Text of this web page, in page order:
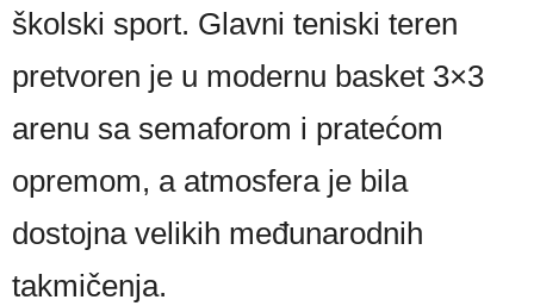
školski sport. Glavni teniski teren
pretvoren je u modernu basket 3×3
arenu sa semaforom i pratećom
opremom, a atmosfera je bila
dostojna velikih međunarodnih
takmičenja.